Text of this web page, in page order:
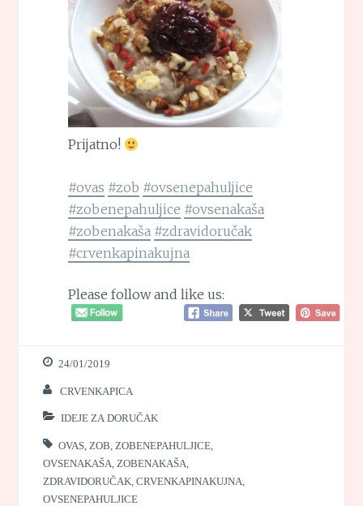
Prijatno!
#ovas #zob #ovsenepahuljice
#zobenepahuljice #ovsenakaša
#zobenakaša #zdravidoručak
#crvenkapinakujna
Please follow and like us:
24/01/2019
CRVENKAPICA
IDEJE ZA DORUČAK
OVAS ZOB ZOBENEPAHULJICE
OVSENAKAŠA
ZOBENAKAŠA
ZDRAVIDORUČAK ,CRVENKAPINAKUJNA
OVSENEPAHULJICE